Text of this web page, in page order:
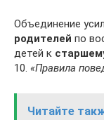
Объединение
родителей по
детей к
10. «Правила
Читайте